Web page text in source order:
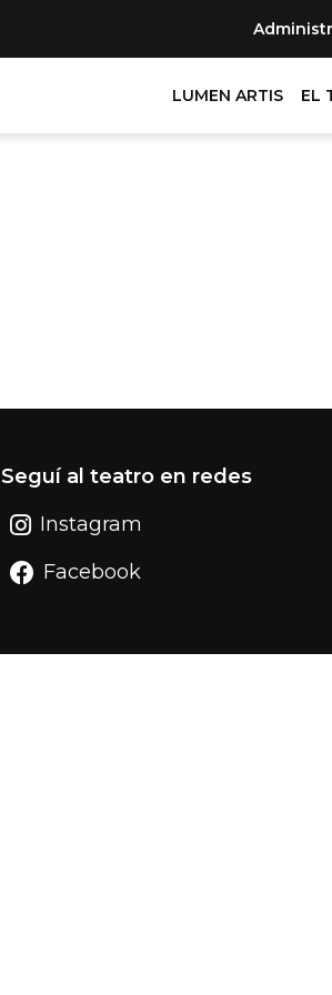
LUMEN ARTIS EL
Seguí al teatro en redes
Instagram
Facebook